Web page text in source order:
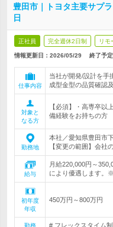
豊田市｜トヨタ主要サプ
日
正社員 完全週休2日制 リモ
情報更新日：2026/05/29 終了予定
仕事内容
当社が開発/設計を手
成型金型の品質確認
対象と
なる方
【必須】・高専卒以
備経験をお持ちの方
勤務地
本社／愛知県豊田市
【変更の範囲】会社
給与
月給220,000円～
により優遇します。
初年度
年収
450万円～800万円
勤務
# フレックスタイム